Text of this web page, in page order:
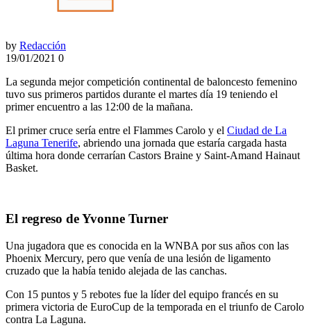
by Redacción
19/01/2021 0
La segunda mejor competición continental de baloncesto femenino
tuvo sus primeros partidos durante el martes día 19 teniendo el
primer encuentro a las 12:00 de la mañana.
El primer cruce sería entre el Flammes Carolo y el Ciudad de La
Laguna Tenerife, abriendo una jornada que estaría cargada hasta
última hora donde cerrarían Castors Braine y Saint-Amand Hainaut
Basket.
El regreso de Yvonne Turner
Una jugadora que es conocida en la WNBA por sus años con las
Phoenix Mercury, pero que venía de una lesión de ligamento
cruzado que la había tenido alejada de las canchas.
Con 15 puntos y 5 rebotes fue la líder del equipo francés en su
primera victoria de EuroCup de la temporada en el triunfo de Carolo
contra La Laguna.